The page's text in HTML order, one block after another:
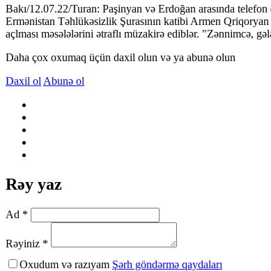
Bakı/12.07.22/Turan: Paşinyan və Erdoğan arasında
Ermənistan Təhlükəsizlik Şurasının katibi Armen
açlması məsələlərini ətraflı müzakirə ediblər. "Zənnimcə,
Daha çox oxumaq üçün daxil olun və ya abunə olun
Daxil ol Abunə ol
Rəy yaz
Ad *
Rəyiniz *
Oxudum və razıyam Şərh göndərmə qaydaları